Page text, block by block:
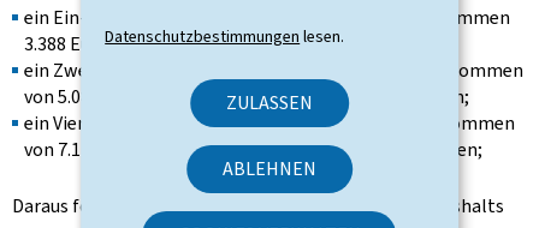
Datenschutzbestimmungen lesen.
ZULASSEN
ABLEHNEN
ein Ein-Personen-Haushalt (maximales Bruttoeinkommen
3.388 Euro) kann 600 Euro statt 200 Euro erhalten;
ein Zwei-Personen-Haushalt (maximales Bruttoeinkommen
von 5.082 Euro) kann 750 Euro statt 250 Euro erhalten;
ein Vier-Personen-Haushalt (maximales Bruttoeinkommen
von 7.115 Euro) kann 1.050 Euro statt 350 Euro erhalten;
Daraus folgt, dass je nach Zusammensetzung des Haushalts